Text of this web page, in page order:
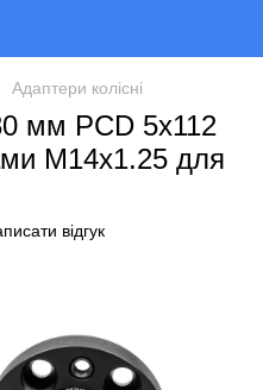
Адаптери колісні
мм PCD 5x112
M14x1.25 для
відгук